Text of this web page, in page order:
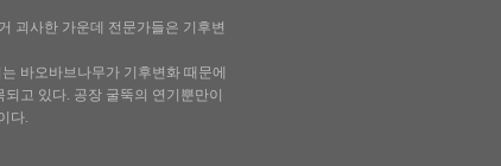
괴사한 가운데 전문가들은 기후변
바오바브나무가 기후변화 때문에
고 있다. 공장 굴뚝의 연기뿐만이
다.